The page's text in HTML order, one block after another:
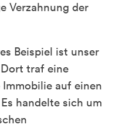
Verzahnung der
Beispiel ist unser
traf eine
auf einen
handelte sich um